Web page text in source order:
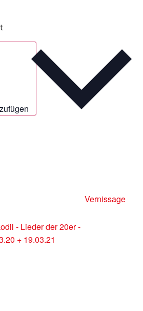
Vernissage
- Lieder der 20er -
+ 19.03.21